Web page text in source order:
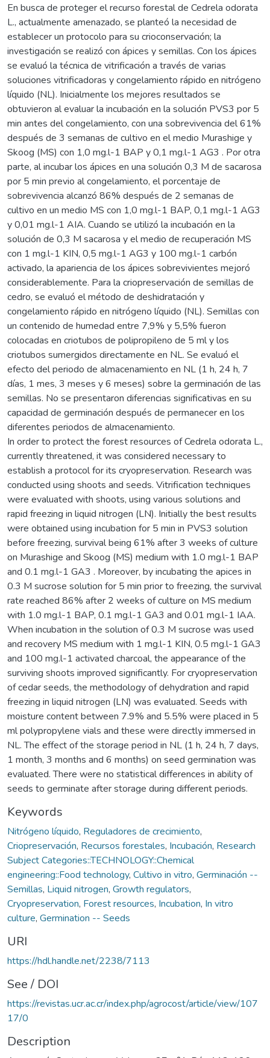
En busca de proteger el recurso forestal de Cedrela odorata
L., actualmente amenazado, se planteó la necesidad de
establecer un protocolo para su crioconservación; la
investigación se realizó con ápices y semillas. Con los ápices
se evaluó la técnica de vitrificación a través de varias
soluciones vitrificadoras y congelamiento rápido en nitrógeno
líquido (NL). Inicialmente los mejores resultados se
obtuvieron al evaluar la incubación en la solución PVS3 por 5
min antes del congelamiento, con una sobrevivencia del 61%
después de 3 semanas de cultivo en el medio Murashige y
Skoog (MS) con 1,0 mg.l-1 BAP y 0,1 mg.l-1 AG3 . Por otra
parte, al incubar los ápices en una solución 0,3 M de sacarosa
por 5 min previo al congelamiento, el porcentaje de
sobrevivencia alcanzó 86% después de 2 semanas de
cultivo en un medio MS con 1,0 mg.l-1 BAP, 0,1 mg.l-1 AG3
y 0,01 mg.l-1 AIA. Cuando se utilizó la incubación en la
solución de 0,3 M sacarosa y el medio de recuperación MS
con 1 mg.l-1 KIN, 0,5 mg.l-1 AG3 y 100 mg.l-1 carbón
activado, la apariencia de los ápices sobrevivientes mejoró
considerablemente. Para la criopreservación de semillas de
cedro, se evaluó el método de deshidratación y
congelamiento rápido en nitrógeno líquido (NL). Semillas con
un contenido de humedad entre 7,9% y 5,5% fueron
colocadas en criotubos de polipropileno de 5 ml y los
criotubos sumergidos directamente en NL. Se evaluó el
efecto del periodo de almacenamiento en NL (1 h, 24 h, 7
días, 1 mes, 3 meses y 6 meses) sobre la germinación de las
semillas. No se presentaron diferencias significativas en su
capacidad de germinación después de permanecer en los
diferentes periodos de almacenamiento.
In order to protect the forest resources of Cedrela odorata L.,
currently threatened, it was considered necessary to
establish a protocol for its cryopreservation. Research was
conducted using shoots and seeds. Vitrification techniques
were evaluated with shoots, using various solutions and
rapid freezing in liquid nitrogen (LN). Initially the best results
were obtained using incubation for 5 min in PVS3 solution
before freezing, survival being 61% after 3 weeks of culture
on Murashige and Skoog (MS) medium with 1.0 mg.l-1 BAP
and 0.1 mg.l-1 GA3 . Moreover, by incubating the apices in
0.3 M sucrose solution for 5 min prior to freezing, the survival
rate reached 86% after 2 weeks of culture on MS medium
with 1.0 mg.l-1 BAP, 0.1 mg.l-1 GA3 and 0.01 mg.l-1 IAA.
When incubation in the solution of 0.3 M sucrose was used
and recovery MS medium with 1 mg.l-1 KIN, 0.5 mg.l-1 GA3
and 100 mg.l-1 activated charcoal, the appearance of the
surviving shoots improved significantly. For cryopreservation
of cedar seeds, the methodology of dehydration and rapid
freezing in liquid nitrogen (LN) was evaluated. Seeds with
moisture content between 7.9% and 5.5% were placed in 5
ml polypropylene vials and these were directly immersed in
NL. The effect of the storage period in NL (1 h, 24 h, 7 days,
1 month, 3 months and 6 months) on seed germination was
evaluated. There were no statistical differences in ability of
seeds to germinate after storage during different periods.
Keywords
Nitrógeno líquido, Reguladores de crecimiento,
Criopreservación, Recursos forestales, Incubación, Research
Subject Categories::TECHNOLOGY::Chemical
engineering::Food technology, Cultivo in vitro, Germinación --
Semillas, Liquid nitrogen, Growth regulators,
Cryopreservation, Forest resources, Incubation, In vitro
culture, Germination -- Seeds
URI
https://hdl.handle.net/2238/7113
See / DOI
https://revistas.ucr.ac.cr/index.php/agrocost/article/view/107
17/0
Description